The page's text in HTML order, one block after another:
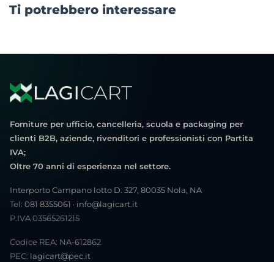
Ti potrebbero interessare
Forniture per ufficio, cancelleria, scuola e packaging per
clienti B2B, aziende, rivenditori e professionisti con Partita
IVA;
Oltre 70 anni di esperienza nel settore.
Interporto Campano lotto D. 327, 80035 Nola, NA
Tel: 081 8355061 · info@lagicart.it
P.IVA 03565261215
Codice REA: NA-612862
PEC: lagicart@pec.it